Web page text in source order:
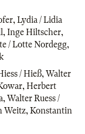
, Lydia / Lidia
, Inge Hiltscher,
/ Lotte Nordegg,
/ Hieß, Walter
, Herbert
, Walter Ruess /
Weitz, Konstantin